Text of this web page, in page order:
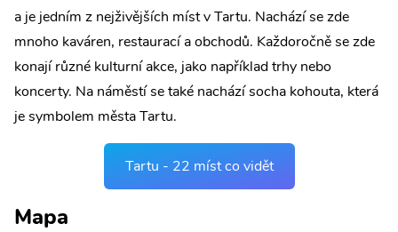
a je jedním z nejživějších míst v Tartu. Nachází se zde
mnoho kaváren, restaurací a obchodů. Každoročně se zde
konají různé kulturní akce, jako například trhy nebo
koncerty. Na náměstí se také nachází socha kohouta, která
je symbolem města Tartu.
Tartu - 22 míst co vidět
Mapa